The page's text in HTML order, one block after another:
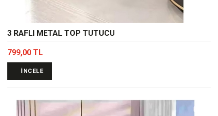
3 RAFLI METAL TOP TUTUCU
799,00 TL
İNCELE